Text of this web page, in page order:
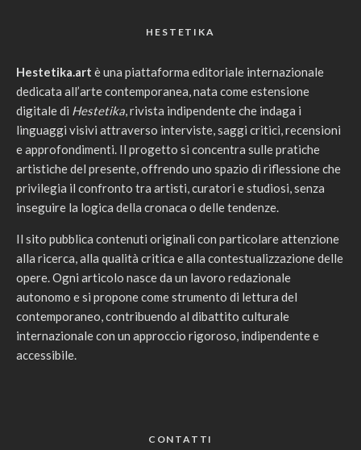
HESTETIKA
Hestetika.art è una piattaforma editoriale internazionale
dedicata all’arte contemporanea, nata come estensione
digitale di Hestetika, rivista indipendente che indaga i
linguaggi visivi attraverso interviste, saggi critici, recensioni
e approfondimenti. Il progetto si concentra sulle pratiche
artistiche del presente, offrendo uno spazio di riflessione che
privilegia il confronto tra artisti, curatori e studiosi, senza
inseguire la logica della cronaca o delle tendenze.
Il sito pubblica contenuti originali con particolare attenzione
alla ricerca, alla qualità critica e alla contestualizzazione delle
opere. Ogni articolo nasce da un lavoro redazionale
autonomo e si propone come strumento di lettura del
contemporaneo, contribuendo al dibattito culturale
internazionale con un approccio rigoroso, indipendente e
accessibile.
CONTATTI